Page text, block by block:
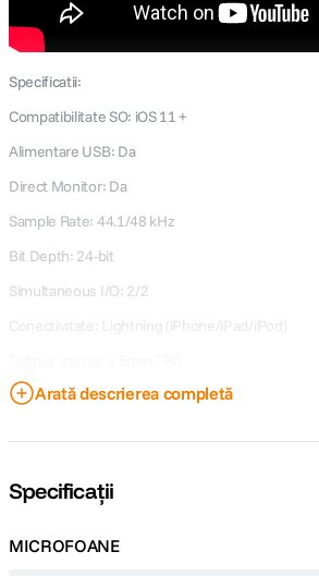
Specificatii:
Compatibilitate SO: iOS 11 +
Alimentare USB: Da
Direct Monitor: Da
Sample Rate: 44.1/48 kHz
Bit Depth: 24-bit
Simultaneous I/O: 2/2
Conectivitate: Lightning (iPhone/iPad/iPod)
Output: SC6-L: 3.5mm, SmartLav+: TRRS palcat
Signal to noise Ratio: 69 dB
Arată descrierea completă
Specificații
MICROFOANE